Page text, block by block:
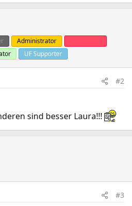
Administrator
UF Supporter
#2
sind besser Laura!!!
#3